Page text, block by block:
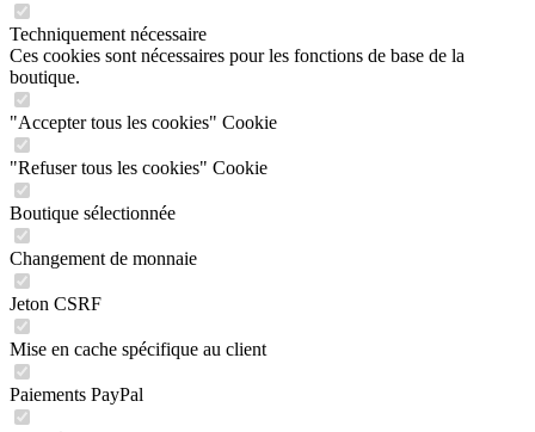
Techniquement nécessaire
Ces cookies sont nécessaires pour les fonctions de base de la
boutique.
"Accepter tous les cookies" Cookie
"Refuser tous les cookies" Cookie
Boutique sélectionnée
Changement de monnaie
Jeton CSRF
Mise en cache spécifique au client
Paiements PayPal